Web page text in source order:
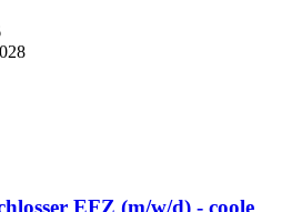
EFZ (m/w/d) - coole